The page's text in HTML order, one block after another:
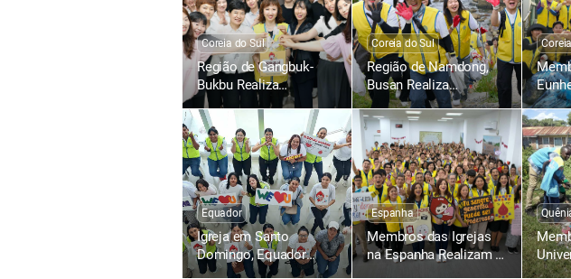
Coreia do Sul
Região de Gangbuk-
Bukbu Realiza
Campanhas de Doação
de Sangue no Banco de
Sangue Seul-Dongbu
Coreia do Sul
Região de Namdong,
Busan Realiza
Campanha “Apaguemos
as Pegadas de
Plástico”
dos
Equador
Igreja em Santo
Domingo, Equador
Realiza a 1.504ª
Espanha
Membros das Igrejas
na Espanha Realizam a